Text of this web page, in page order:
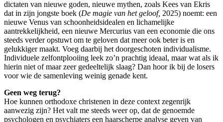
dictaten van nieuwe goden, nieuwe mythen, zoals Kees van Ekris
dat in zijn jongste boek (De magie van het geloof, 2025) noemt: een
nieuwe Venus van schoonheidsidealen en lichamelijke
aantrekkelijkheid, een nieuwe Mercurius van een economie die ons
steeds verder opstuwt om te geloven dat meer ook beter is en
gelukkiger maakt. Voeg daarbij het doorgeschoten individualisme.
Individuele zelfontplooiing leek zo’n prachtig ideaal, maar wat als ik
hierin niet of maar zeer gedeeltelijk slaag? Dan hoor ik bij de losers
voor wie de samenleving weinig genade kent.
Geen weg terug?
Hoe kunnen orthodoxe christenen in deze context zegenrijk
aanwezig zijn? Het valt me steeds weer op, dat de genoemde
psychologen en psychiaters een haarscherpe analyse geven van